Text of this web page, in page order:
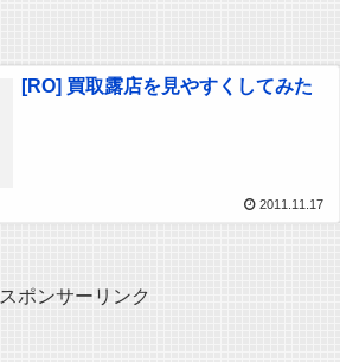
[RO] 買取露店を見やすくしてみた
2011.11.17
スポンサーリンク